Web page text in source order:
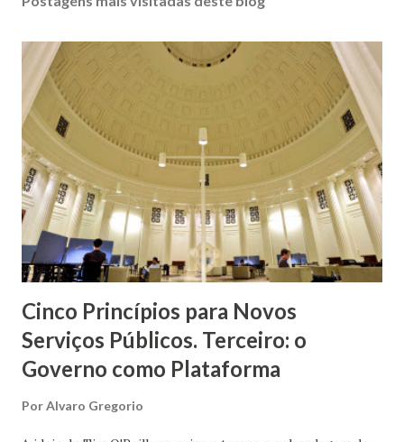
Cinco Princípios para Novos
Serviços Públicos. Terceiro: o
Governo como Plataforma
PorAlvaro Gregorio